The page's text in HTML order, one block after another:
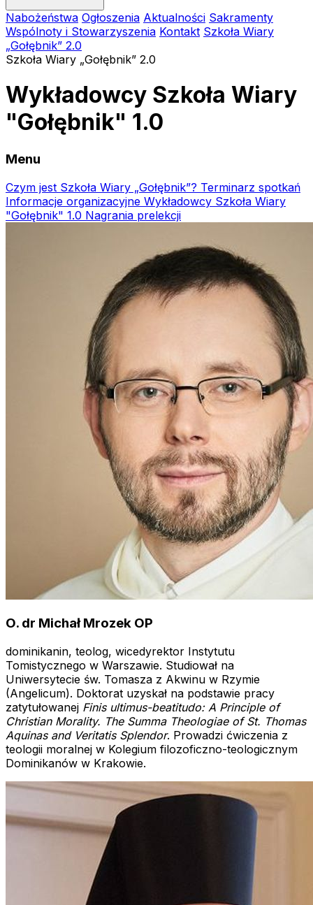
Nabożeństwa Ogłoszenia Aktualności Sakramenty
Wspólnoty i Stowarzyszenia Kontakt Szkoła Wiary
„Gołębnik” 2.0
Szkoła Wiary „Gołębnik” 2.0
Wykładowcy Szkoła Wiary
"Gołębnik" 1.0
Menu
Czym jest Szkoła Wiary „Gołębnik”? Terminarz spotkań
Informacje organizacyjne Wykładowcy Szkoła Wiary
"Gołębnik" 1.0 Nagrania prelekcji
O. dr Michał Mrozek OP
dominikanin, teolog, wicedyrektor Instytutu
Tomistycznego w Warszawie. Studiował na
Uniwersytecie św. Tomasza z Akwinu w Rzymie
(Angelicum). Doktorat uzyskał na podstawie pracy
zatytułowanej Finis ultimus-beatitudo: A Principle of
Christian Morality. The Summa Theologiae of St. Thomas
Aquinas and Veritatis Splendor. Prowadzi ćwiczenia z
teologii moralnej w Kolegium filozoficzno-teologicznym
Dominikanów w Krakowie.